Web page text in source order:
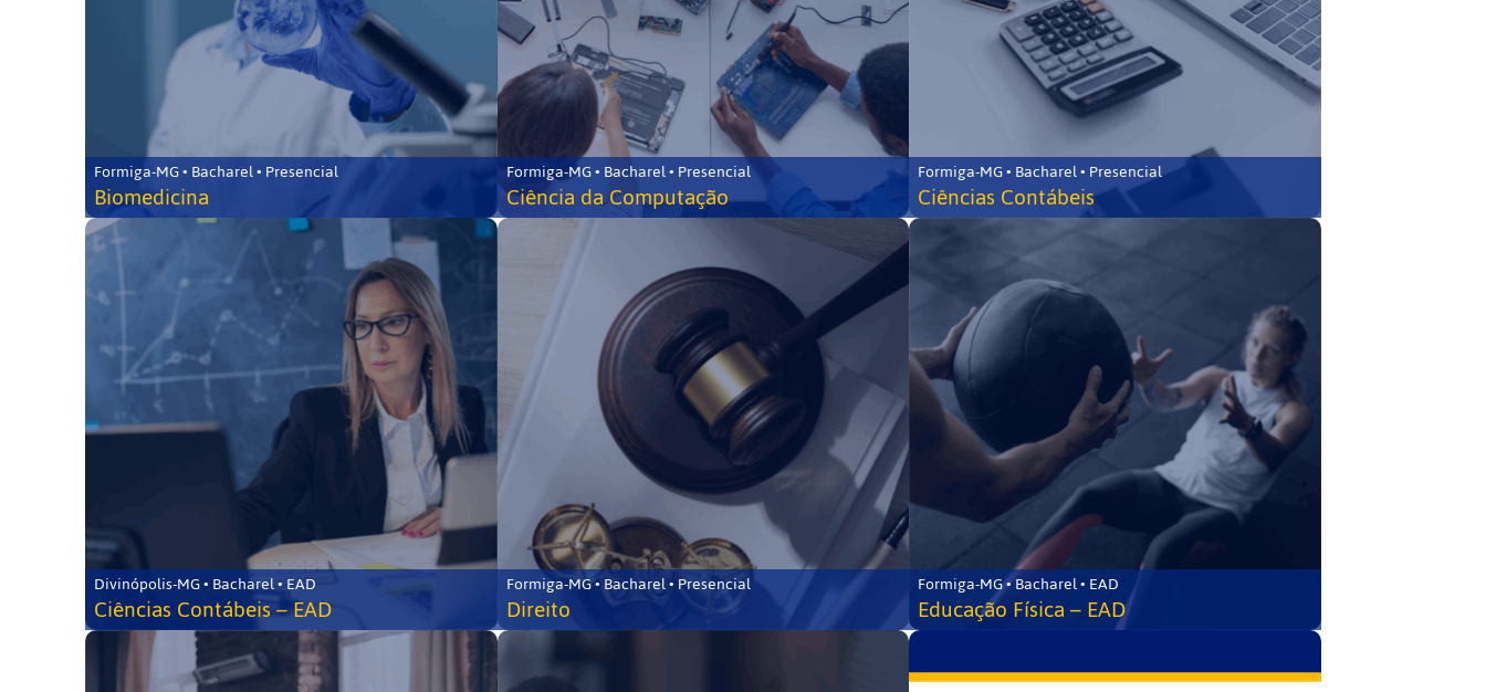
Formiga-MG • Bacharel • Presencial
Biomedicina
Formiga-MG • Bacharel • Presencial
Ciência da Computação
Formiga-MG • Bacharel • Presencial
Ciências Contábeis
Divinópolis-MG • Bacharel • EAD
Ciências Contábeis – EAD
Formiga-MG • Bacharel • Presencial
Direito
Formiga-MG • Bacharel • EAD
Educação Física – EAD